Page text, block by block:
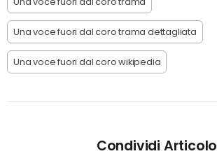
Una voce fuori dal coro trama dettagliata
Una voce fuori dal coro wikipedia
Condividi Articolo